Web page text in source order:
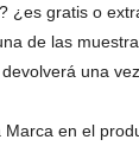
¿es gratis o
de las
una
en el